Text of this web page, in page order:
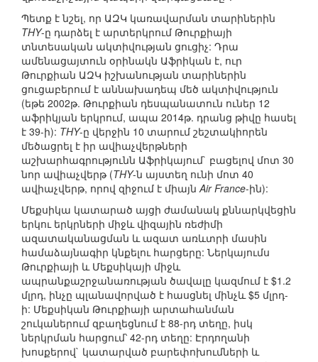
Պետք է նշել, որ ԱԶԿ կառավարման տարիներին
THY-ը դարձել է արտերկրում Թուրքիայի
տնտեսական ակտիվության ցուցիչ: Դրա
ամենացայտուն օրինակն Աֆրիկան է, ուր
Թուրքիան ԱԶԿ իշխանության տարիներին
ցուցաբերում է աննախադեպ մեծ ակտիվություն
(եթե 2002թ. Թուրքիան դեսպանատուն ուներ 12
աֆրիկյան երկրում, ապա 2014թ. դրանց թիվը հասել
է 39-ի): THY-ը վերջին 10 տարում շեշտակիորեն
մեծացրել է իր ավիաչվերթների
աշխարհագրությունն Աֆրիկայում` բացելով մոտ 30
նոր ավիաչվերթ (THY-ն այստեղ ունի մոտ 40
ավիաչվերթ, որով զիջում է միայնAir France-ին):
Մեքսիկա կատարած այցի ժամանակ քննարկվեցին
երկու երկրների միջև վիզային ռեժիմի
ազատականացման և ազատ առևտրի մասին
համաձայնագիր կնքելու հարցերը: Ներկայումս
Թուրքիայի և Մեքսիկայի միջև
ապրանքաշրջանառության ծավալը կազմում է $1.2
մլրդ, ինչը պլանավորված է հասցնել մինչև $5 մլրդ-
ի: Մեքսիկան Թուրքիայի արտահանման
շուկաներում զբաղեցնում է 88-րդ տեղը, իսկ
ներկրման հարցում՝ 42-րդ տեղը: Էրդողանի
խոսքերով` կատարված բարեփոխումների և